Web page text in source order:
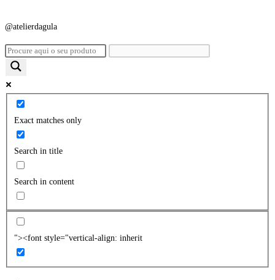
@atelierdagula
Exact matches only
Search in title
Search in content
"><font style="vertical-align: inherit